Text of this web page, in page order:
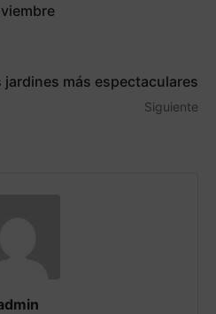
jardines más espectaculares
Siguiente